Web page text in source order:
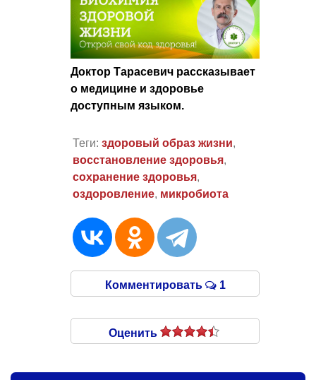
Доктор Тарасевич рассказывает
о медицине и здоровье
доступным языком.
Теги: здоровый образ жизни,
восстановление здоровья,
сохранение здоровья,
оздоровление, микробиота
Комментировать 1
Оценить